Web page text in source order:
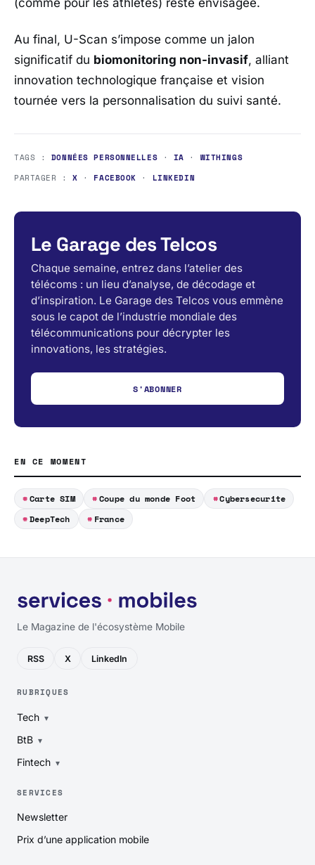
(comme pour les athlètes) reste envisagée.
Au final, U-Scan s’impose comme un jalon
significatif du biomonitoring non-invasif, alliant
innovation technologique française et vision
tournée vers la personnalisation du suivi santé.
TAGS : DONNÉES PERSONNELLES · IA · WITHINGS
PARTAGER :X · FACEBOOK · LINKEDIN
Le Garage des Telcos
Chaque semaine, entrez dans l’atelier des
télécoms : un lieu d’analyse, de décodage et
d’inspiration. Le Garage des Telcos vous emmène
sous le capot de l’industrie mondiale des
télécommunications pour décrypter les
innovations, les stratégies.
S'ABONNER
EN CE MOMENT
Carte SIM Coupe du monde Foot
Cybersecurite
DeepTech
France
Le Magazine de l'écosystème Mobile
RSS X LinkedIn
RUBRIQUES
Tech
BtB
Fintech
SERVICES
Newsletter
Prix d’une application mobile